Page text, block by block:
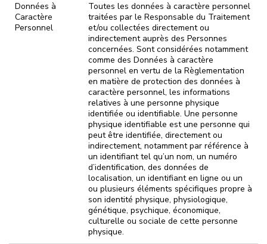
Données à
Caractère
Personnel
Toutes les données à caractère personnel
traitées par le Responsable du Traitement
et/ou collectées directement ou
indirectement auprès des Personnes
concernées. Sont considérées notamment
comme des Données à caractère
personnel en vertu de la Règlementation
en matière de protection des données à
caractère personnel, les informations
relatives à une personne physique
identifiée ou identifiable. Une personne
physique identifiable est une personne qui
peut être identifiée, directement ou
indirectement, notamment par référence à
un identifiant tel qu’un nom, un numéro
d’identification, des données de
localisation, un identifiant en ligne ou un
ou plusieurs éléments spécifiques propre à
son identité physique, physiologique,
génétique, psychique, économique,
culturelle ou sociale de cette personne
physique.